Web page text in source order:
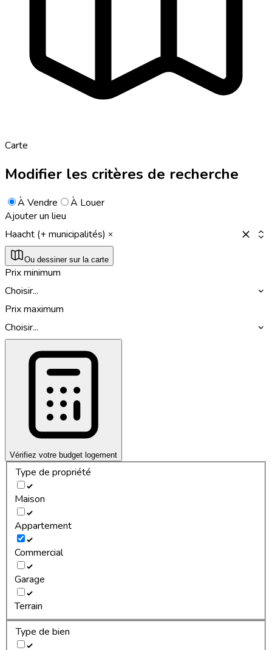
Carte
Modifier les critères de recherche
À Vendre
À Louer
Ajouter un lieu
Haacht (+ municipalités)
Ou dessiner sur la carte
Prix minimum
Choisir...
Prix maximum
Choisir...
Vérifiez votre budget logement
Type de propriété
Maison
Appartement
Commercial
Garage
Terrain
Type de bien